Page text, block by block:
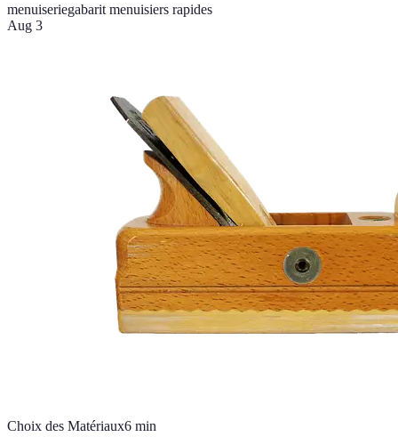
menuiseriegabarit menuisiers rapides
Aug 3
Choix des Matériaux6 min